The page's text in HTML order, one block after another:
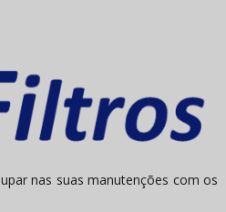
nas suas manutenções com os